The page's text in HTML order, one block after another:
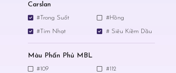
Carslan
#Trong Suốt #Hồng
#Tím Nhạt # Siêu Kiềm Dầu
Màu Phấn Phủ MBL
#109 #112